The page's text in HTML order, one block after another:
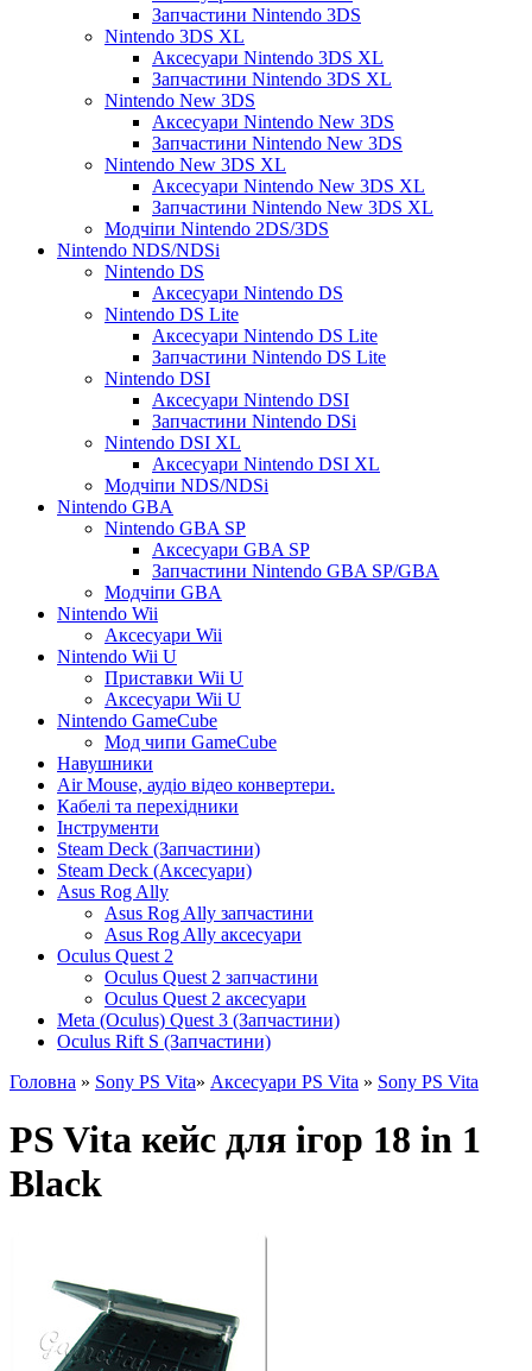
Запчастини Nintendo 3DS
Nintendo 3DS XL
Аксесуари Nintendo 3DS XL
Запчастини Nintendo 3DS XL
Nintendo New 3DS
Аксесуари Nintendo New 3DS
Запчастини Nintendo New 3DS
Nintendo New 3DS XL
Аксесуари Nintendo New 3DS XL
Запчастини Nintendo New 3DS XL
Модчіпи Nintendo 2DS/3DS
Nintendo NDS/NDSi
Nintendo DS
Аксесуари Nintendo DS
Nintendo DS Lite
Аксесуари Nintendo DS Lite
Запчастини Nintendo DS Lite
Nintendo DSI
Аксесуари Nintendo DSI
Запчастини Nintendo DSi
Nintendo DSI XL
Аксесуари Nintendo DSI XL
Модчіпи NDS/NDSi
Nintendo GBA
Nintendo GBA SP
Аксесуари GBA SP
Запчастини Nintendo GBA SP/GBA
Модчіпи GBA
Nintendo Wii
Аксесуари Wii
Nintendo Wii U
Приставки Wii U
Аксесуари Wii U
Nintendo GameCube
Мод чипи GameCube
Навушники
Air Mouse, аудіо відео конвертери.
Кабелі та перехідники
Інструменти
Steam Deck (Запчастини)
Steam Deck (Аксесуари)
Asus Rog Ally
Asus Rog Ally запчастини
Asus Rog Ally аксесуари
Oculus Quest 2
Oculus Quest 2 запчастини
Oculus Quest 2 аксесуари
Meta (Oculus) Quest 3 (Запчастини)
Oculus Rift S (Запчастини)
Головна » Sony PS Vita» Аксесуари PS Vita » Sony PS Vita
PS Vita кейс для ігор 18 in 1
Black